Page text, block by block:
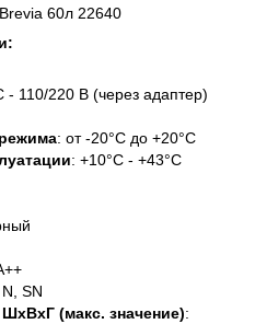
60л 22640
- 110/220 В (через адаптер)
: от -20°C до +20°C
: +10°C - +43°C
SN
(макс. значение):